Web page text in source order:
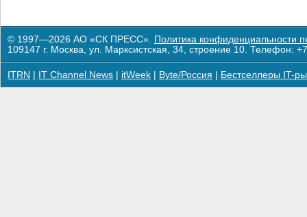
© 1997—2026 АО «СК ПРЕСС». Политика конфиденциальности
109147 г. Москва, ул. Марксистская, 34, строение 10. Телефон:
ITRN IT Channel News itWeek Byte/Россия Бестселлеры IT-